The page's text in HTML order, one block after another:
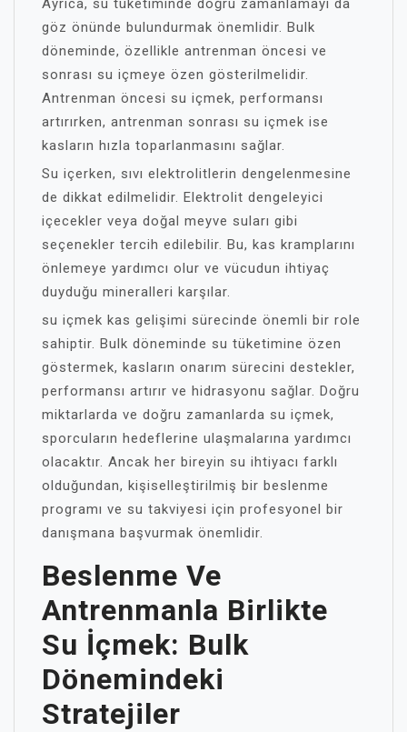
Ayrıca, su tüketiminde doğru zamanlamayı da
göz önünde bulundurmak önemlidir. Bulk
döneminde, özellikle antrenman öncesi ve
sonrası su içmeye özen gösterilmelidir.
Antrenman öncesi su içmek, performansı
artırırken, antrenman sonrası su içmek ise
kasların hızla toparlanmasını sağlar.
Su içerken, sıvı elektrolitlerin dengelenmesine
de dikkat edilmelidir. Elektrolit dengeleyici
içecekler veya doğal meyve suları gibi
seçenekler tercih edilebilir. Bu, kas kramplarını
önlemeye yardımcı olur ve vücudun ihtiyaç
duyduğu mineralleri karşılar.
su içmek kas gelişimi sürecinde önemli bir role
sahiptir. Bulk döneminde su tüketimine özen
göstermek, kasların onarım sürecini destekler,
performansı artırır ve hidrasyonu sağlar. Doğru
miktarlarda ve doğru zamanlarda su içmek,
sporcuların hedeflerine ulaşmalarına yardımcı
olacaktır. Ancak her bireyin su ihtiyacı farklı
olduğundan, kişiselleştirilmiş bir beslenme
programı ve su takviyesi için profesyonel bir
danışmana başvurmak önemlidir.
Beslenme Ve
Antrenmanla Birlikte
Su İçmek: Bulk
Dönemindeki
Stratejiler